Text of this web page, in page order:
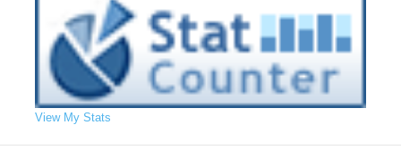
View My Stats